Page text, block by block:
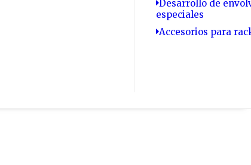
Desarrollo de
especiales
Accesorios para